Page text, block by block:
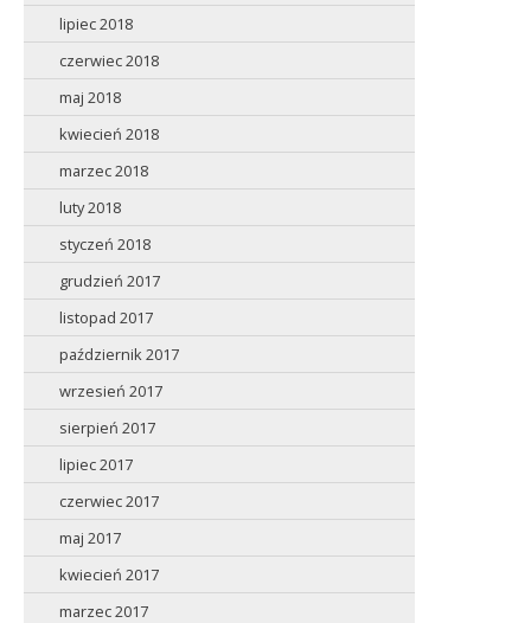
lipiec 2018
czerwiec 2018
maj 2018
kwiecień 2018
marzec 2018
luty 2018
styczeń 2018
grudzień 2017
listopad 2017
październik 2017
wrzesień 2017
sierpień 2017
lipiec 2017
czerwiec 2017
maj 2017
kwiecień 2017
marzec 2017